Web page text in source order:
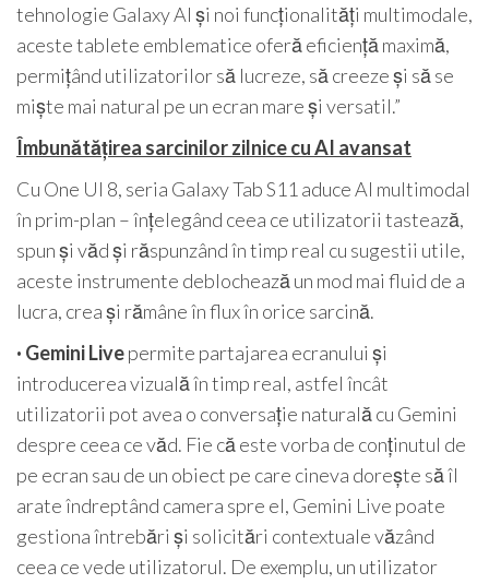
tehnologie Galaxy AI și noi funcționalități multimodale,
aceste tablete emblematice oferă eficiență maximă,
permițând utilizatorilor să lucreze, să creeze și să se
miște mai natural pe un ecran mare și versatil.”
Îmbunătățirea sarcinilor zilnice cu AI avansat
Cu One UI 8, seria Galaxy Tab S11 aduce AI multimodal
în prim-plan – înțelegând ceea ce utilizatorii tastează,
spun și văd și răspunzând în timp real cu sugestii utile,
aceste instrumente deblochează un mod mai fluid de a
lucra, crea și rămâne în flux în orice sarcină.
· Gemini Livepermite partajarea ecranului și
introducerea vizuală în timp real, astfel încât
utilizatorii pot avea o conversație naturală cu Gemini
despre ceea ce văd. Fie că este vorba de conținutul de
pe ecran sau de un obiect pe care cineva dorește să îl
arate îndreptând camera spre el, Gemini Live poate
gestiona întrebări și solicitări contextuale văzând
ceea ce vede utilizatorul. De exemplu, un utilizator